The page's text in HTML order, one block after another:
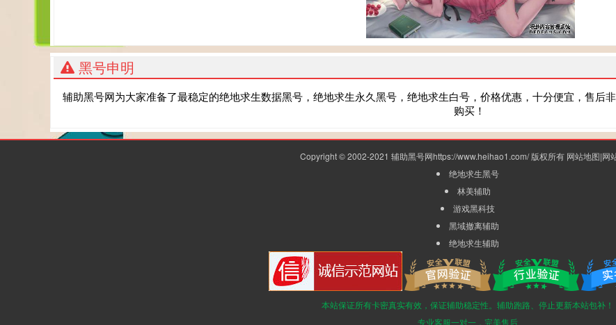
黑号申明
辅助黑号网为大家准备了最稳定的绝地求生数据黑号，绝地求生永久黑号，绝地求生白号，价格优惠，十分便宜，售后
购买！
Copyright © 2002-2021 辅助黑号网https://www.heihao1.com/ 版权所有 网站地图|网
绝地求生黑号
林美辅助
游戏黑科技
黑域撤离辅助
绝地求生辅助
本站保证所有卡密真实有效，保证辅助稳定性。辅助跑路、停止更新本站包补！
专业客服一对一，完美售后